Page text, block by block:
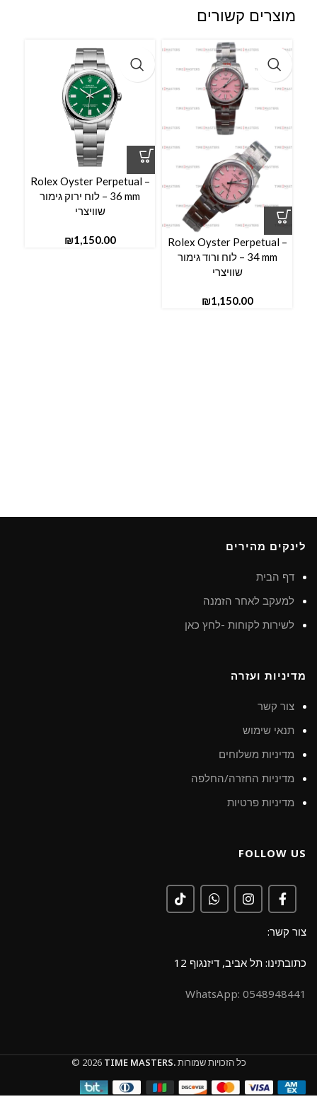
מוצרים קשורים
Rolex Oyster Perpetual –
34 mm – לוח ורוד גימור
שוויצרי
₪
Rolex Oyster Perpetual –
36 mm – לוח ירוק גימור
שוויצרי
₪
לינקים מהירים
דף הבית
למעקב לאחר הזמנה
לשירות לקוחות -לחץ כאן
מדיניות ועזרה
צור קשר
תנאי שימוש
מדיניות משלוחים
מדיניות החזרה/החלפה
מדיניות פרטיות
FOLLOW US
צור קשר:
כתובתינו: תל אביב, דיזנגוף 12
0548948441 :WhatsApp
© 2026 TIME MASTERS.כל הזכויות שמורות